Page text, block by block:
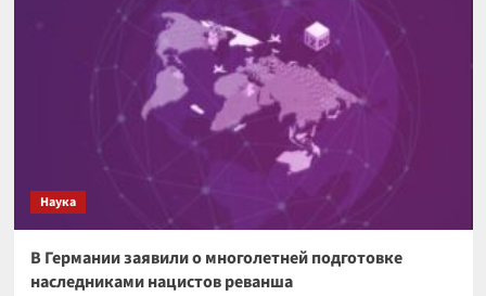
Наука
В Германии заявили о многолетней подготовке
наследниками нацистов реванша